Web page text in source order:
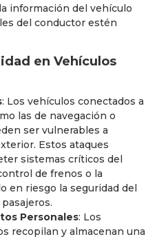
información del vehículo
del conductor estén
en Vehículos
: Los vehículos conectados a
las de navegación o
ser vulnerables a
Estos ataques
sistemas críticos del
de frenos o la
en riesgo la seguridad del
Personales: Los
recopilan y almacenan una